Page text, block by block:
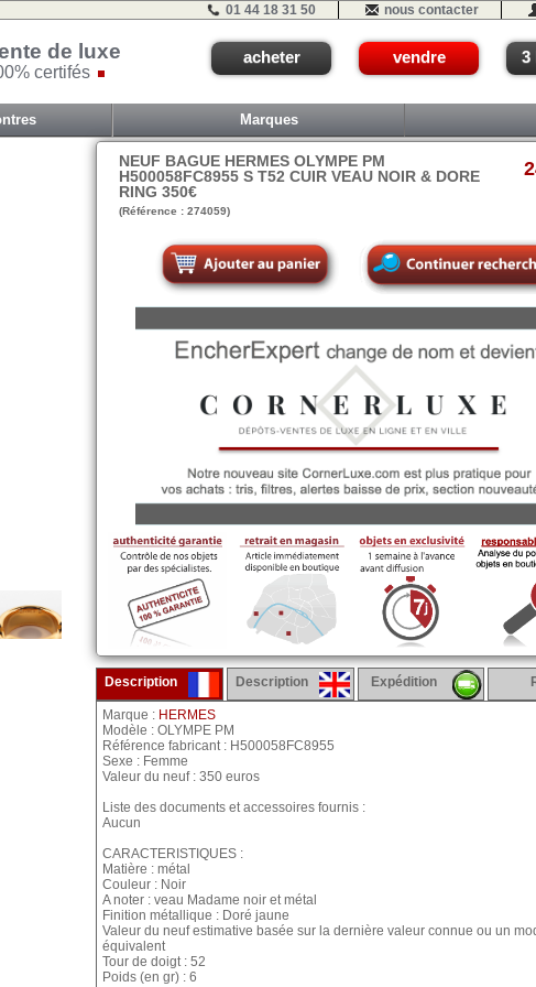
01 44 18 31 50 nous contacter
de luxe
certifés
acheter vendre 3
Marques
NEUF BAGUE HERMES OLYMPE PM
H500058FC8955 S T52 CUIR VEAU NOIR & DORE
RING 350€
(Référence : 274059)
Description Description Expédition
Marque : HERMES
Modèle : OLYMPE PM
Référence fabricant : H500058FC8955
Sexe : Femme
Valeur du neuf : 350 euros
Liste des documents et accessoires fournis :
Aucun
CARACTERISTIQUES :
Matière : métal
Couleur : Noir
A noter : veau Madame noir et métal
Finition métallique : Doré jaune
Valeur du neuf estimative basée sur la dernière valeur connue ou un
équivalent
Tour de doigt : 52
Poids (en gr) : 6